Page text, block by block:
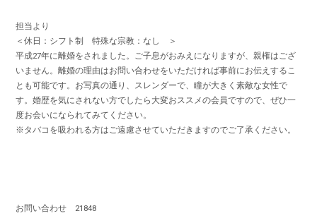
担当より
＜休日：シフト制 特殊な宗教：なし ＞
平成27年に離婚をされました。ご子息がおみえになりますが、親権はござ
いません。離婚の理由はお問い合わせをいただければ事前にお伝えするこ
とも可能です。お写真の通り、スレンダーで、瞳が大きく素敵な女性で
す。婚歴を気にされない方でしたら大変おススメの会員ですので、ぜひ一
度お会いになられてみてください。
※タバコを吸われる方はご遠慮させていただきますのでご了承ください。
お問い合わせ 21848